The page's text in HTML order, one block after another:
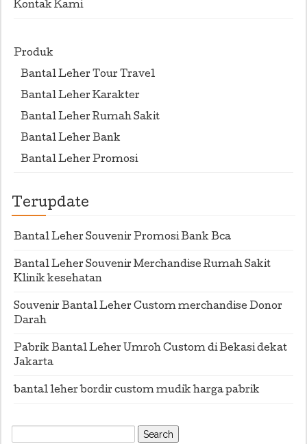
Kontak Kami
Produk
Bantal Leher Tour Travel
Bantal Leher Karakter
Bantal Leher Rumah Sakit
Bantal Leher Bank
Bantal Leher Promosi
Terupdate
Bantal Leher Souvenir Promosi Bank Bca
Bantal Leher Souvenir Merchandise Rumah Sakit
Klinik kesehatan
Souvenir Bantal Leher Custom merchandise Donor
Darah
Pabrik Bantal Leher Umroh Custom di Bekasi dekat
Jakarta
bantal leher bordir custom mudik harga pabrik
Search